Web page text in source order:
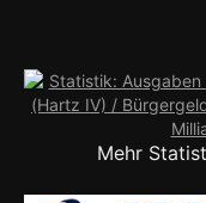
Mehr